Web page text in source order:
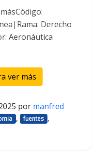
Derecho
Aeronáutica
ver más
por manfred
, fuentes ,